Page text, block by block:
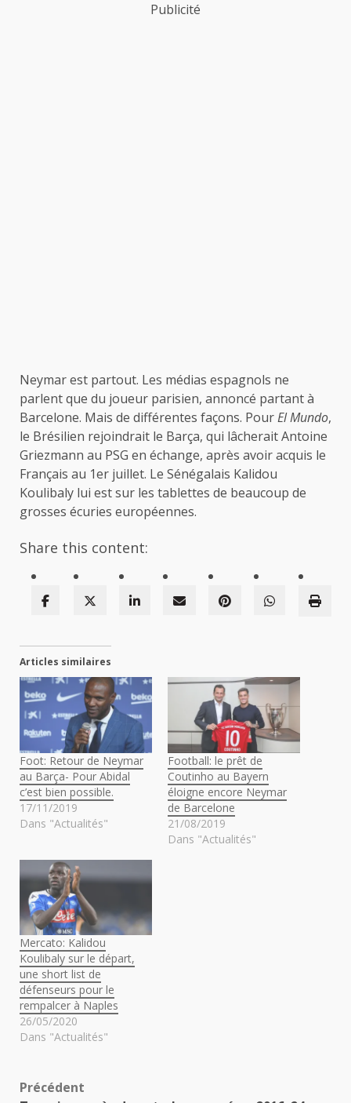
Publicité
Neymar est partout. Les médias espagnols ne
parlent que du joueur parisien, annoncé partant à
Barcelone. Mais de différentes façons. PourEl Mundo,
le Brésilien rejoindrait le Barça, qui lâcherait Antoine
Griezmann au PSG en échange, après avoir acquis le
Français au 1er juillet. Le Sénégalais Kalidou
Koulibaly lui est sur les tablettes de beaucoup de
grosses écuries européennes.
Share this content:
Articles similaires
Foot: Retour de Neymar
au Barça- Pour Abidal
c’est bien possible.
17/11/2019
Dans "Actualités"
Football: le prêt de
Coutinho au Bayern
éloigne encore Neymar
de Barcelone
21/08/2019
Dans "Actualités"
Mercato: Kalidou
Koulibaly sur le départ,
une short list de
défenseurs pour le
rempalcer à Naples
26/05/2020
Dans "Actualités"
Navigation
Précédent